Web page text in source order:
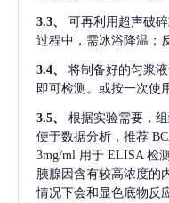
3.3、 可再利用超声破
过程中，需冰浴降温；
3.4、 将制备好的匀浆
即可检测。或按一次使
3.5、 根据实验需要，
便于数据分析，推荐
3mg/ml 用于 ELISA 检
胰腺因含有较高浓度的
情况下会和显色底物反